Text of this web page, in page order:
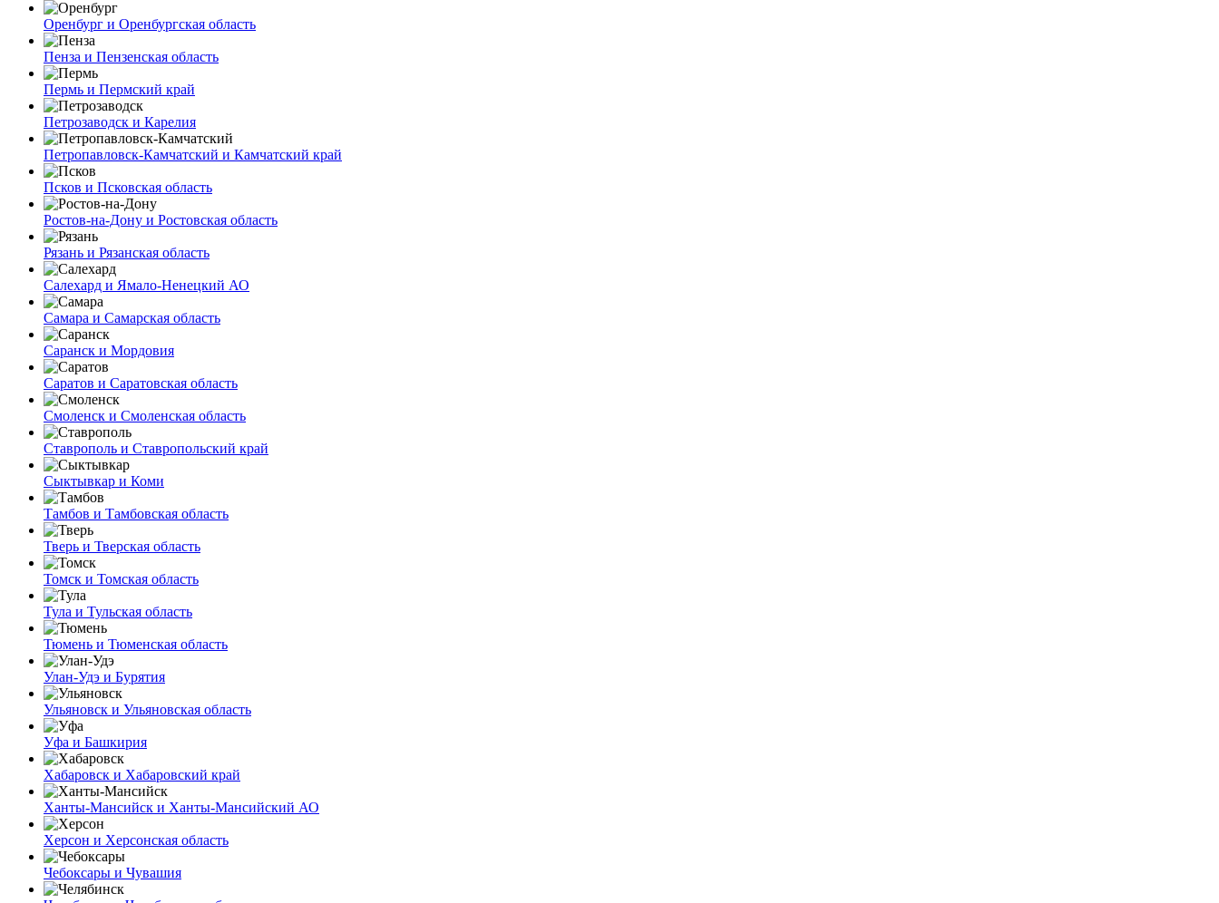
Оренбург и Оренбургская область
Пенза и Пензенская область
Пермь и Пермский край
Петрозаводск и Карелия
Петропавловск-Камчатский и Камчатский край
Псков и Псковская область
Ростов-на-Дону и Ростовская область
Рязань и Рязанская область
Салехард и Ямало-Ненецкий АО
Самара и Самарская область
Саранск и Мордовия
Саратов и Саратовская область
Смоленск и Смоленская область
Ставрополь и Ставропольский край
Сыктывкар и Коми
Тамбов и Тамбовская область
Тверь и Тверская область
Томск и Томская область
Тула и Тульская область
Тюмень и Тюменская область
Улан-Удэ и Бурятия
Ульяновск и Ульяновская область
Уфа и Башкирия
Хабаровск и Хабаровский край
Ханты-Мансийск и Ханты-Мансийский АО
Херсон и Херсонская область
Чебоксары и Чувашия